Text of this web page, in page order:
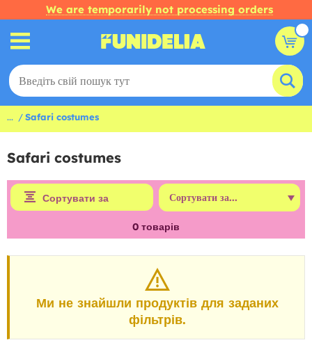
We are temporarily not processing orders
... Safari costumes
Safari costumes
Сортувати за
0 товарів
Ми не знайшли продуктів для заданих
фільтрів.